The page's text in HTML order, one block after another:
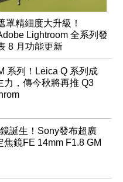
罩精細度大升級！
Lightroom 全系列發
8 月功能更新
系列！Leica Q 系列成
力，傳今秋將再推 Q3
誕生！Sony發布超廣
焦鏡FE 14mm F1.8 GM